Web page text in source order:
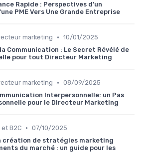
Rapide : Perspectives d'un
PME Vers Une Grande Entreprise
marketing • 10/01/2025
Communication : Le Secret Révélé de
pour tout Directeur Marketing
marketing • 08/09/2025
Interpersonnelle: un Pas
pour le Directeur Marketing
B2C • 07/10/2025
création de stratégies marketing
du marché : un guide pour les